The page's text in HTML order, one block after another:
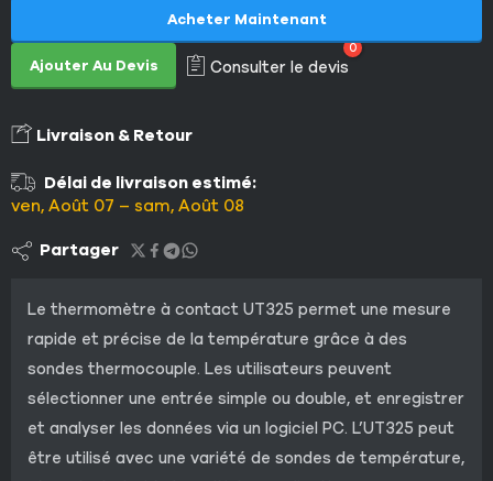
Ajouter Au Devis Consulter le devis
0
Acheter Maintenant
Livraison & Retour
Délai de livraison estimé:
ven, Août 07 – sam, Août 08
Partager
Le thermomètre à contact UT325 permet une mesure
rapide et précise de la température grâce à des
sondes thermocouple. Les utilisateurs peuvent
sélectionner une entrée simple ou double, et enregistrer
et analyser les données via un logiciel PC. L’UT325 peut
être utilisé avec une variété de sondes de température,